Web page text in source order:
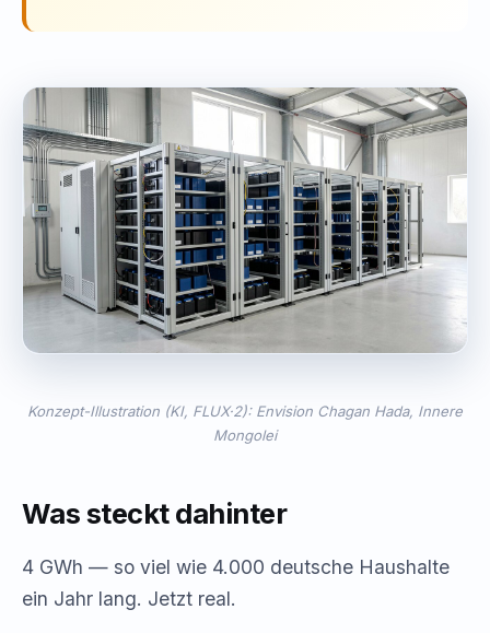
Konzept-Illustration (KI, FLUX·2): Envision Chagan Hada, Innere
Mongolei
Was steckt dahinter
4 GWh — so viel wie 4.000 deutsche Haushalte
ein Jahr lang. Jetzt real.